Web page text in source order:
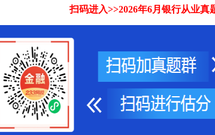
扫码进入>>2026年6月银行从业真